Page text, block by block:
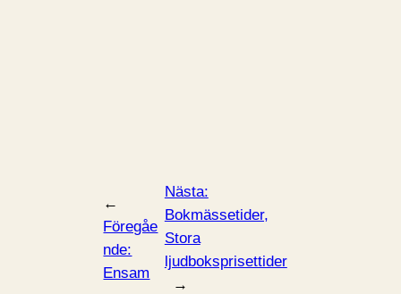
←
Föregåe
nde:
Ensam
Nästa:
Bokmässetider,
Stora
ljudboksprisettider
→